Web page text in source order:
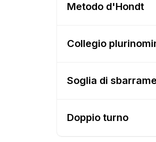
Metodo d'Hondt
Collegio
Soglia di
Doppio turno